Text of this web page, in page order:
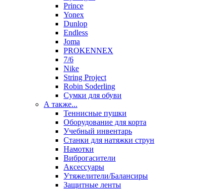
Prince
Yonex
Dunlop
Endless
Joma
PROKENNEX
7/6
Nike
String Project
Robin Soderling
Сумки для обуви
А также...
Теннисные пушки
Оборудование для корта
Учебный инвентарь
Станки для натяжки струн
Намотки
Виброгасители
Аксессуары
Утяжелители/Балансиры
Защитные ленты